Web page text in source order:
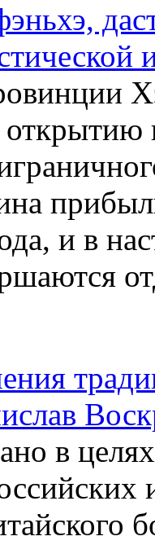
и в
в